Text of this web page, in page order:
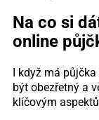
Na co si
online
I když má
být obezřetný a
klíčovým